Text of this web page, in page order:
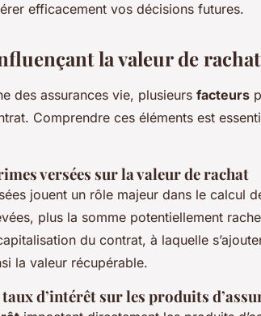
efficacement vos décisions futures.
la valeur de rachat
des assurances vie, plusieurs facteurs
Comprendre ces éléments est
versées sur la valeur de rachat
jouent un rôle majeur dans le calcul
plus la somme potentiellement
du contrat, à laquelle
la valeur récupérable.
d’intérêt sur les produits